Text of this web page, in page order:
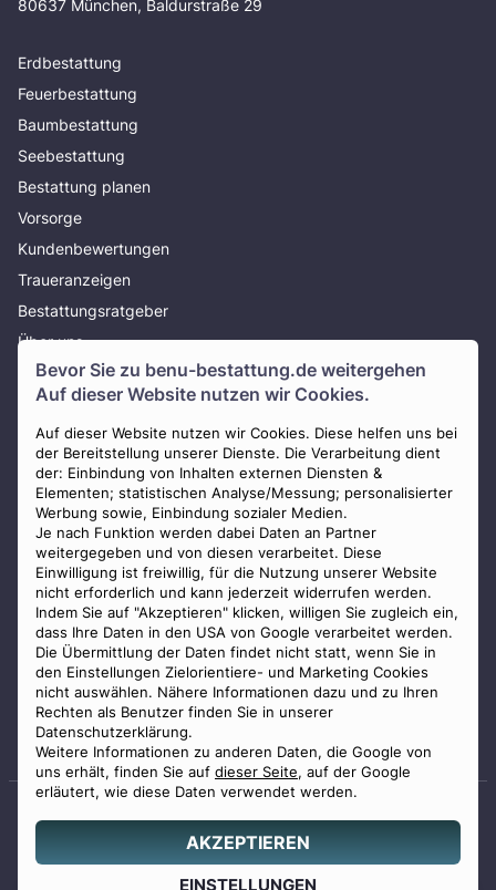
Bevor Sie zu benu-bestattung.de weitergehen
Auf dieser Website nutzen wir Cookies.
Auf dieser Website nutzen wir Cookies. Diese helfen uns bei
der Bereitstellung unserer Dienste. Die Verarbeitung dient
der: Einbindung von Inhalten externen Diensten &
Elementen; statistischen Analyse/Messung; personalisierter
Werbung sowie, Einbindung sozialer Medien.
Je nach Funktion werden dabei Daten an Partner
weitergegeben und von diesen verarbeitet. Diese
Einwilligung ist freiwillig, für die Nutzung unserer Website
nicht erforderlich und kann jederzeit widerrufen werden.
Indem Sie auf "Akzeptieren" klicken, willigen Sie zugleich ein,
dass Ihre Daten in den USA von Google verarbeitet werden.
Die Übermittlung der Daten findet nicht statt, wenn Sie in
den Einstellungen Zielorientiere- und Marketing Cookies
nicht auswählen. Nähere Informationen dazu und zu Ihren
Rechten als Benutzer finden Sie in unserer
Datenschutzerklärung.
Weitere Informationen zu anderen Daten, die Google von
uns erhält, finden Sie auf dieser Seite, auf der Google
erläutert, wie diese Daten verwendet werden.
AKZEPTIEREN
EINSTELLUNGEN
80637 München, Baldurstraße 29
Erdbestattung
Feuerbestattung
Baumbestattung
Seebestattung
Bestattung planen
Vorsorge
Kundenbewertungen
Traueranzeigen
Bestattungsratgeber
Über uns
Presse
AGB
Impressum
Datenschutz
Widerrufsbelehrung
Zahlungsmöglichkeiten
Mitglied im Bestatterverband Bayern
Staatlich geprüfter
© 2026 Benu GmbH. Alle Rechte vorbehalten.